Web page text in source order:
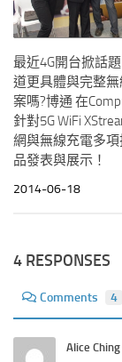
最近4G開台掀話
道更具體與完整
案嗎?博通 在
針對5G WiFi
網與無線充電多
品發表與展示！
2014-06-18
4 RESPONSES
Comments 4
Alice Ching